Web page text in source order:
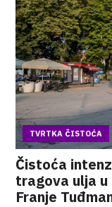
TVRTKA ČISTOĆA
Čistoća
tragova ulja u
Franje